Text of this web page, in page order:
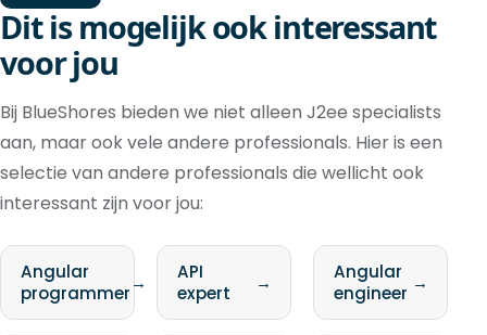
Dit is mogelijk ook interessant
voor jou
Bij BlueShores bieden we niet alleen J2ee specialists
aan, maar ook vele andere professionals. Hier is een
selectie van andere professionals die wellicht ook
interessant zijn voor jou:
Angular
programmer→
API
expert
→
Angular
engineer →